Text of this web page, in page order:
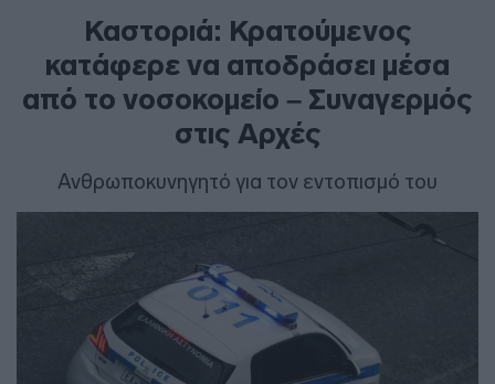
Καστοριά: Κρατούμενος
κατάφερε να αποδράσει μέσα
από το νοσοκομείο – Συναγερμός
στις Αρχές
Ανθρωποκυνηγητό για τον εντοπισμό του